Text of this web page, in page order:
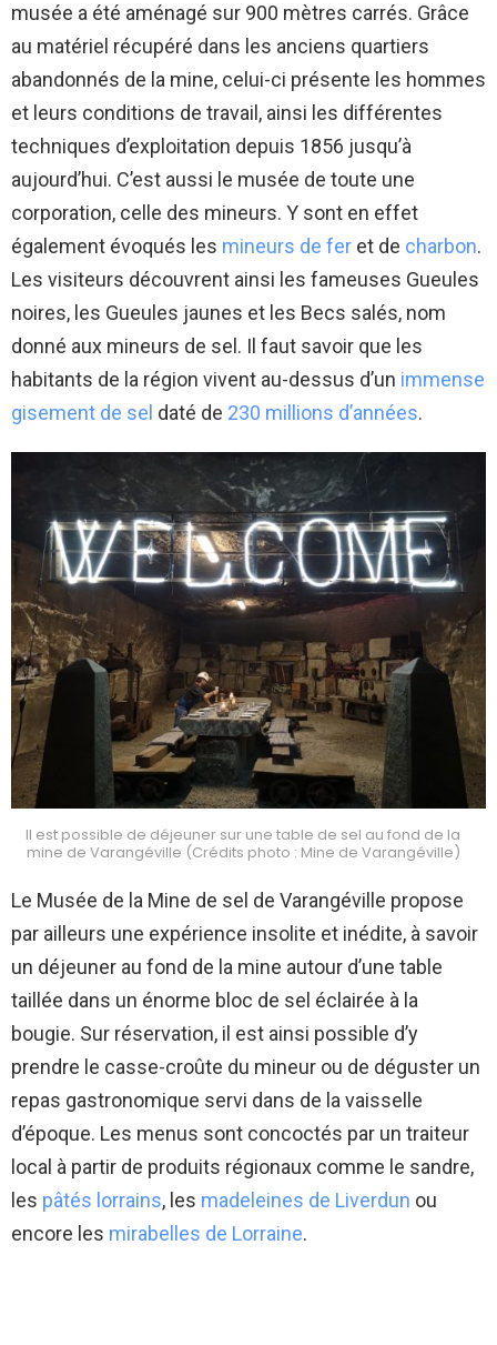
musée a été aménagé sur 900 mètres carrés. Grâce
au matériel récupéré dans les anciens quartiers
abandonnés de la mine, celui-ci présente les hommes
et leurs conditions de travail, ainsi les différentes
techniques d’exploitation depuis 1856 jusqu’à
aujourd’hui. C’est aussi le musée de toute une
corporation, celle des mineurs. Y sont en effet
également évoqués les mineurs de fer et de charbon.
Les visiteurs découvrent ainsi les fameuses Gueules
noires, les Gueules jaunes et les Becs salés, nom
donné aux mineurs de sel. Il faut savoir que les
habitants de la région vivent au-dessus d’un immense
gisement de sel daté de 230 millions d’années.
Il est possible de déjeuner sur une table de sel au fond de la
mine de Varangéville (Crédits photo : Mine de Varangéville)
Le Musée de la Mine de sel de Varangéville propose
par ailleurs une expérience insolite et inédite, à savoir
un déjeuner au fond de la mine autour d’une table
taillée dans un énorme bloc de sel éclairée à la
bougie. Sur réservation, il est ainsi possible d’y
prendre le casse-croûte du mineur ou de déguster un
repas gastronomique servi dans de la vaisselle
d’époque. Les menus sont concoctés par un traiteur
local à partir de produits régionaux comme le sandre,
les pâtés lorrains, les madeleines de Liverdun ou
encore les mirabelles de Lorraine.